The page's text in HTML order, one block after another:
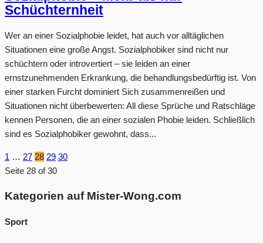
Schüchternheit
Wer an einer Sozialphobie leidet, hat auch vor alltäglichen
Situationen eine große Angst. Sozialphobiker sind nicht nur
schüchtern oder introvertiert – sie leiden an einer
ernstzunehmenden Erkrankung, die behandlungsbedürftig ist. Von
einer starken Furcht dominiert Sich zusammenreißen und
Situationen nicht überbewerten: All diese Sprüche und Ratschläge
kennen Personen, die an einer sozialen Phobie leiden. Schließlich
sind es Sozialphobiker gewohnt, dass...
1 … 27 28 29 30
Seite 28 of 30
Kategorien auf Mister-Wong.com
Sport